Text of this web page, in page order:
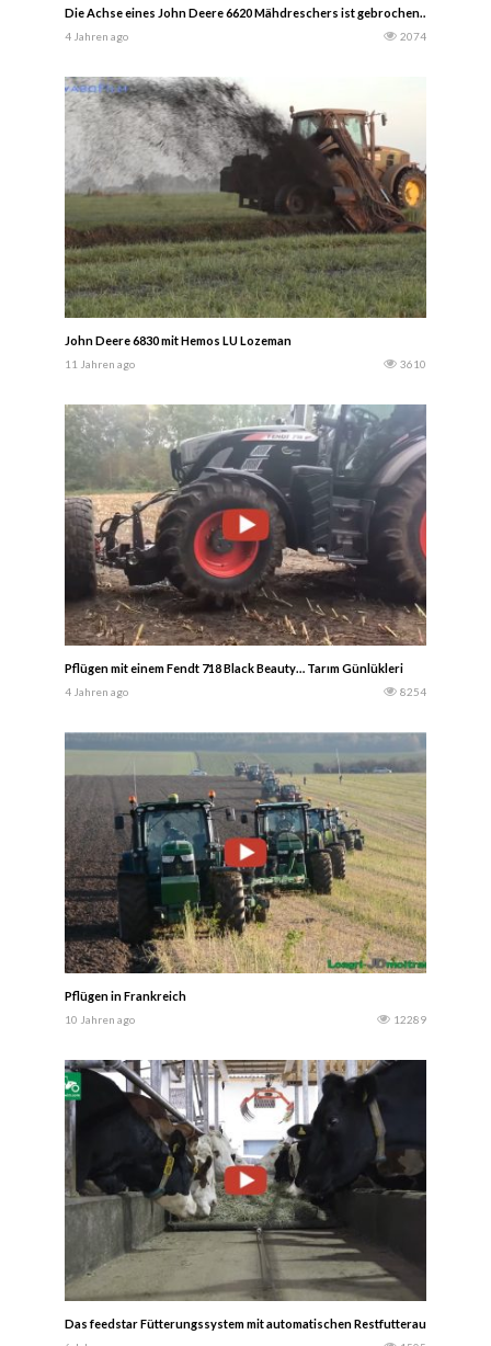
Die Achse eines John Deere 6620 Mähdreschers ist gebrochen………
4 Jahren ago 2074
John Deere 6830 mit Hemos LU Lozeman
11 Jahren ago 3610
Pflügen mit einem Fendt 718 Black Beauty… Tarım Günlükleri
4 Jahren ago 8254
Pflügen in Frankreich
10 Jahren ago 12289
Das feedstar Fütterungssystem mit automatischen Restfutteraustrag